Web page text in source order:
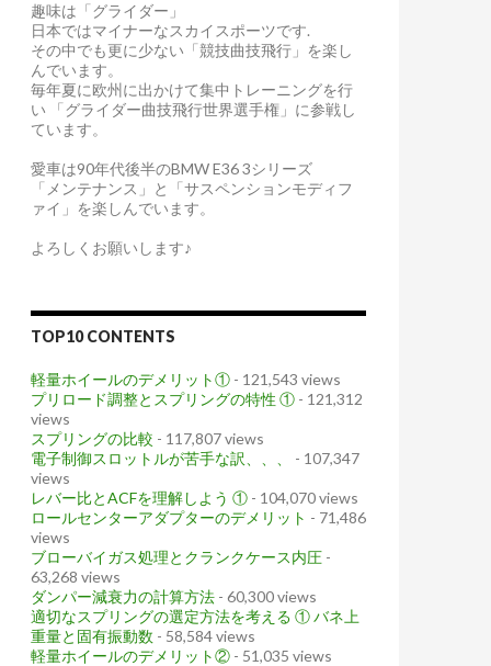
趣味は「グライダー」
日本ではマイナーなスカイスポーツです.
その中でも更に少ない「競技曲技飛行」を楽し
んでいます。
毎年夏に欧州に出かけて集中トレーニングを行
い 「グライダー曲技飛行世界選手権」に参戦し
ています。
愛車は90年代後半のBMW E36 3シリーズ
「メンテナンス」と「サスペンションモディフ
ァイ」を楽しんでいます。
よろしくお願いします♪
TOP10 CONTENTS
軽量ホイールのデメリット① - 121,543 views
プリロード調整とスプリングの特性 ① - 121,312
views
スプリングの比較 - 117,807 views
電子制御スロットルが苦手な訳、、、
- 107,347
views
レバー比とACFを理解しよう ① - 104,070 views
ロールセンターアダプターのデメリット - 71,486
views
ブローバイガス処理とクランクケース内圧 -
63,268 views
ダンパー減衰力の計算方法 - 60,300 views
適切なスプリングの選定方法を考える ① バネ上
重量と固有振動数 - 58,584 views
軽量ホイールのデメリット② - 51,035 views